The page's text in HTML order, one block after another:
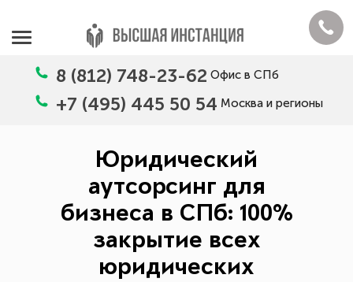
8 (812) 748-23-62 Офис в СПб
+7 (495) 445 50 54 Москва и регионы
Юридический
аутсорсинг для
бизнеса в СПб: 100%
закрытие всех
юридических